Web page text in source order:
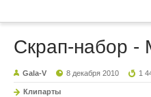
Скрап-набор -
Gala-V 8 декабря 2010 1
Клипарты